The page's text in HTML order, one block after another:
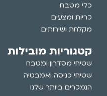
כלי מטבח
כריות ומצעים
מקלחת ושירותים
קטגוריות מובילות
שטיחי מסדרון ומטבח
שטיחי כניסה ואמבטיה
הנמכרים ביותר שלנו